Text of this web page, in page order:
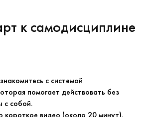
к самодисциплине
с системой
помогает действовать без
с собой.
короткое видео (около 20 минут),